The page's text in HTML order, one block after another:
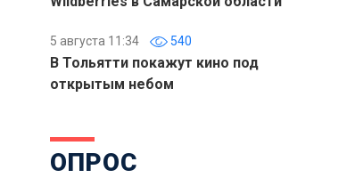
5 августа 11:34 540
В Тольятти покажут кино под
открытым небом
ОПРОС